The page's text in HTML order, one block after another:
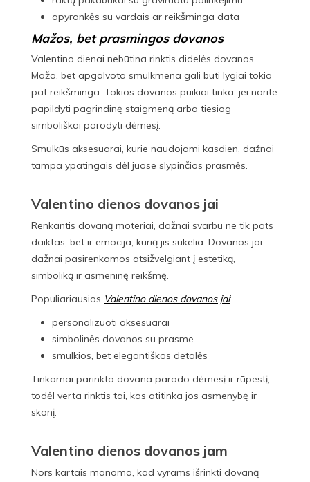
apyrankės su vardais ar reikšminga data
Mažos, bet prasmingos dovanos
Valentino dienai nebūtina rinktis didelės dovanos.
Maža, bet apgalvota smulkmena gali būti lygiai tokia
pat reikšminga. Tokios dovanos puikiai tinka, jei norite
papildyti pagrindinę staigmeną arba tiesiog
simboliškai parodyti dėmesį.
Smulkūs aksesuarai, kurie naudojami kasdien, dažnai
tampa ypatingais dėl juose slypinčios prasmės.
Valentino dienos dovanos jai
Renkantis dovaną moteriai, dažnai svarbu ne tik pats
daiktas, bet ir emocija, kurią jis sukelia. Dovanos jai
dažnai pasirenkamos atsižvelgiant į estetiką,
simboliką ir asmeninę reikšmę.
Populiariausios Valentino dienos dovanos jai:
personalizuoti aksesuarai
simbolinės dovanos su prasme
smulkios, bet elegantiškos detalės
Tinkamai parinkta dovana parodo dėmesį ir rūpestį,
todėl verta rinktis tai, kas atitinka jos asmenybę ir
skonį.
Valentino dienos dovanos jam
Nors kartais manoma, kad vyrams išrinkti dovaną